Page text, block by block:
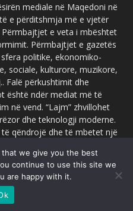
mediale në Maqedoni në
e përditshmja më e vjetër
e veta i mbështet
Përmbajtjet e gazetës
politike, ekonomiko-
sociale, kulturore, muzikore,
Falë përkushtimit dhe
është ndër mediat më të
në vend. “Lajm” zhvillohet
dhe teknologji moderne.
të qëndrojë dhe të mbetet një
www.lajmpress.org është një
në Maqedoni.
we give you the best
continue to use this site we
are happy with it.